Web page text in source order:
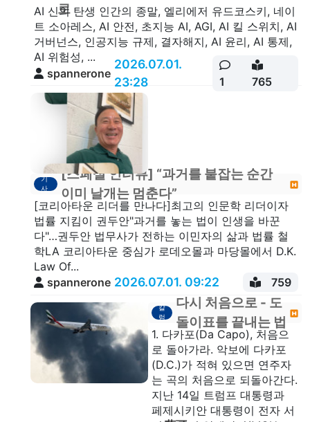
로
AI 신의 탄생 인간의 종말, 엘리에저 유드코스키, 네이
트 소아레스, AI 안전, 초지능 AI, AGI, AI 킬 스위치, AI
거버넌스, 인공지능 규제, 결자해지, AI 윤리, AI 통제,
AI 위험성, ...
spannerone
2026.07.01.
23:28
1 765
기
사
[스페셜 인터뷰] “과거를 붙잡는 순간
이미 날개는 멈춘다”
[코리아타운 리더를 만나다]최고의 인문학 리더이자
법률 지킴이 권두안"과거를 놓는 법이 인생을 바꾼
다"…권두안 법무사가 전하는 이민자의 삶과 법률 철
학LA 코리아타운 중심가 로데오몰과 마당몰에서 D.K.
Law Of...
spannerone 2026.07.01. 09:22 759
칼
럼
다시 처음으로 - 도
돌이표를 끝내는 법
1. 다카포(Da Capo), 처음으
로 돌아가라. 악보에 다카포
(D.C.)가 적혀 있으면 연주자
는 곡의 처음으로 되돌아간다.
지난 14일 트럼프 대통령과
페제시키안 대통령이 전자 서